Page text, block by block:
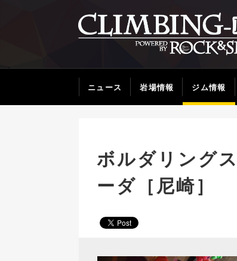
ニュース 岩場情報 ジム情報
ボルダリング
ーダ［尼崎］